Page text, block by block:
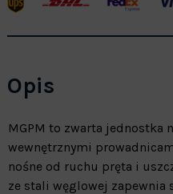
Opis
MGPM to zwarta jednostka
wewnętrznymi
nośne od ruchu pręta i
ze stali węglowej zapewnia